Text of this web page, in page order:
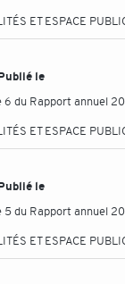
ET ESPACE
le
6 du Rapport annuel
ET ESPACE
le
5 du Rapport annuel
ET ESPACE